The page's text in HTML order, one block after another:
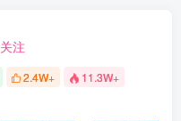
关注
2.4W+ 11.3W+